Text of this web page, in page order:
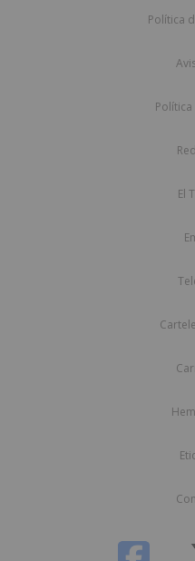
Política
El